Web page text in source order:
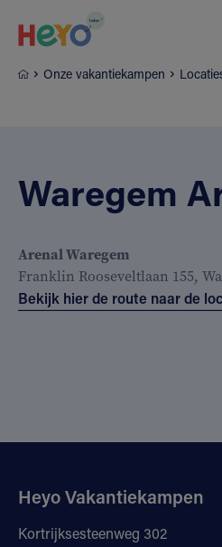
Onze vakantiekampen
Waregem
Arenal Waregem
Franklin Rooseveltlaan 155,
Bekijk hier de route naar de
Heyo Vakantiekampen
Kortrijksesteenweg 302